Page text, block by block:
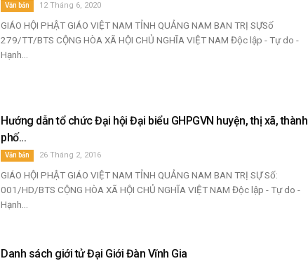
Văn bản 12 Tháng 6, 2020
GIÁO HỘI PHẬT GIÁO VIỆT NAM TỈNH QUẢNG NAM BAN TRỊ SỰSố
279/TT/BTS CỘNG HÒA XÃ HỘI CHỦ NGHĨA VIỆT NAM Độc lập - Tự do -
Hạnh...
Hướng dẫn tổ chức Đại hội Đại biểu GHPGVN huyện, thị xã, thành
phố...
Văn bản 26 Tháng 2, 2016
GIÁO HỘI PHẬT GIÁO VIỆT NAM TỈNH QUẢNG NAM BAN TRỊ SỰ Số:
001/HD/BTS CỘNG HÒA XÃ HỘI CHỦ NGHĨA VIỆT NAM Độc lập - Tự do -
Hạnh...
Danh sách giới tử Đại Giới Đàn Vĩnh Gia